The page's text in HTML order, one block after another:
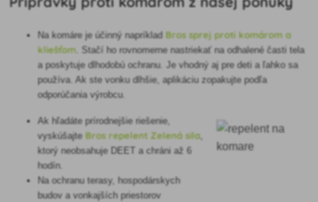
Na komáre je účinný napríklad Bros sprej proti komárom a
kliešťom. Stačí ho rovnomerne nastriekať na odhalené časti tela
a poskytuje dlhodobú ochranu. Je vhodný aj pre deti a ľahko sa
používa. Ak ste vonku dlhšie, aplikáciu zopakujte podľa
odporúčania výrobcu.
Ak hľadáte prírodnejšie riešenie,
vyskúšajte Bros repelent Zelená sila,
ktorý neobsahuje DEET a chráni až 6
hodín.
Na ochranu terasy, hospodárskych
budov a vonkajších priestorov